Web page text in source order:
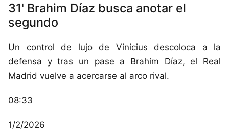
31' Brahim Díaz busca anotar el
segundo
Un control de lujo de Vinicius descoloca a la
defensa y tras un pase a Brahim Díaz, el Real
Madrid vuelve a acercarse al arco rival.
08:33
1/2/2026